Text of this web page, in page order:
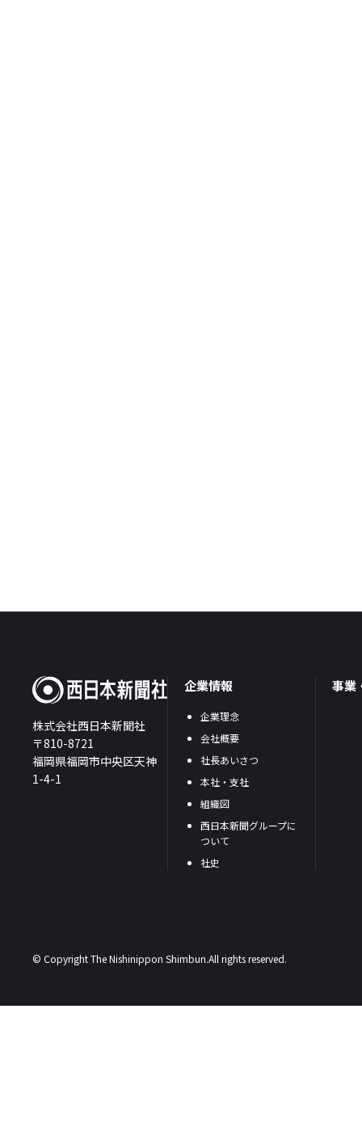
株式会社西日本新聞社
〒810-8721
福岡県福岡市中央区天神
1-4-1
企業情報
企業理念
会社概要
社長あいさつ
本社・支社
組織図
西日本新聞グループに
ついて
社史
事業
© Copyright The Nishinippon Shimbun.All rights reserved.